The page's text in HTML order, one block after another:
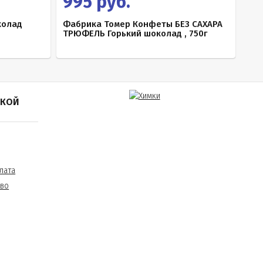
Фабрика Томер Конфеты БЕЗ САХАРА
ТРЮФЕЛЬ Горький шоколад , 750г